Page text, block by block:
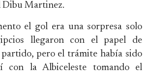
Dibu Martinez.
el gol era una sorpresa solo
llegaron con el papel de
pero el trámite había sido
con la Albiceleste tomando el